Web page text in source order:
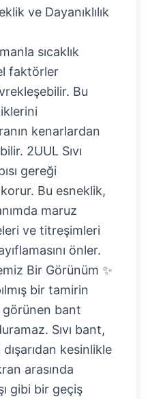
ve Dayanıklılık
sıcaklık
faktörler
Bu
kenarlardan
2UUL Sıvı
gereği
Bu esneklik,
maruz
ve titreşimleri
önler.
Bir Görünüm ✨
bir tamirin
görünen bant
Sıvı bant,
kesinlikle
arasında
gibi bir geçiş